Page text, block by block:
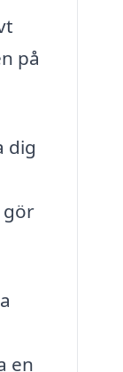
på
dig
gör
en